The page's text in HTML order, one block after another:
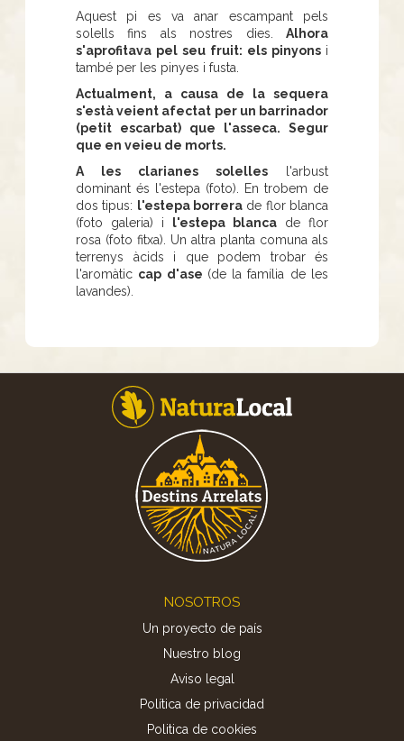
Aquest pi es va anar escampant pels
solells fins als nostres dies. Alhora
s'aprofitava pel seu fruit: els pinyons i
també per les pinyes i fusta.
Actualment, a causa de la sequera
s'està veient afectat per un barrinador
(petit escarbat) que l'asseca. Segur
que en veieu de morts.
A les clarianes solelles l'arbust
dominant és l'estepa (foto). En trobem de
dos tipus: l'estepa borrera de flor blanca
(foto galeria) i
l'estepa blanca de flor
rosa (foto fitxa). Un altra planta comuna als
terrenys àcids i que podem trobar és
l'aromàtic cap d'ase (de la família de les
lavandes).
NOSOTROS
Un proyecto de país
Nuestro blog
Aviso legal
Política de privacidad
Politica de cookies